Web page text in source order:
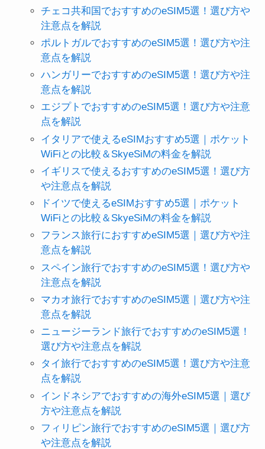
チェコ共和国でおすすめのeSIM5選！選び方や
注意点を解説
ポルトガルでおすすめのeSIM5選！選び方や注
意点を解説
ハンガリーでおすすめのeSIM5選！選び方や注
意点を解説
エジプトでおすすめのeSIM5選！選び方や注意
点を解説
イタリアで使えるeSIMおすすめ5選｜ポケット
WiFiとの比較＆SkyeSiMの料金を解説
イギリスで使えるおすすめのeSIM5選！選び方
や注意点を解説
ドイツで使えるeSIMおすすめ5選｜ポケット
WiFiとの比較＆SkyeSiMの料金を解説
フランス旅行におすすめeSIM5選｜選び方や注
意点を解説
スペイン旅行でおすすめのeSIM5選！選び方や
注意点を解説
マカオ旅行でおすすめのeSIM5選｜選び方や注
意点を解説
ニュージーランド旅行でおすすめのeSIM5選！
選び方や注意点を解説
タイ旅行でおすすめのeSIM5選！選び方や注意
点を解説
インドネシアでおすすめの海外eSIM5選｜選び
方や注意点を解説
フィリピン旅行でおすすめのeSIM5選｜選び方
や注意点を解説